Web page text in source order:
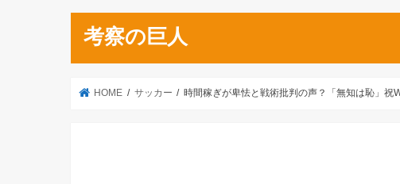
考察の巨人
HOME サッカー 時間稼ぎが卑怯と戦術批判の声？「無知は恥」祝